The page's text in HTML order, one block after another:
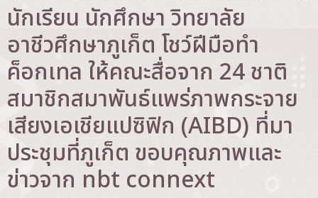
นักเรียน นักศึกษา วิทยาลัย
อาชีวศึกษาภูเก็ต โชว์ฝีมือทำ
ค็อกเทล ให้คณะสื่อจาก 24 ชาติ
สมาชิกสมาพันธ์แพร่ภาพกระจาย
เสียงเอเชียแปซิฟิก (AIBD) ที่มา
ประชุมที่ภูเก็ต ขอบคุณภาพและ
ข่าวจาก nbt connext